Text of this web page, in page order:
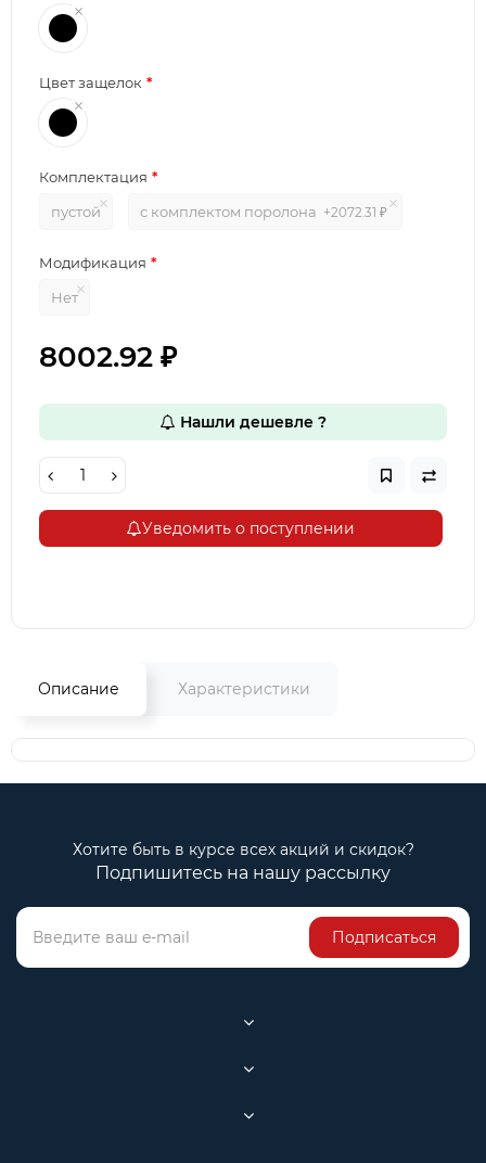
Цвет защелок
Комплектация
пустой
с комплектом поролона +2072.31 ₽
Модификация
Нет
8002.92 ₽
Нашли дешевле ?
Уведомить о поступлении
Описание Характеристики
Хотите быть в курсе всех акций и скидок?
Подпишитесь на нашу рассылку
Подписаться